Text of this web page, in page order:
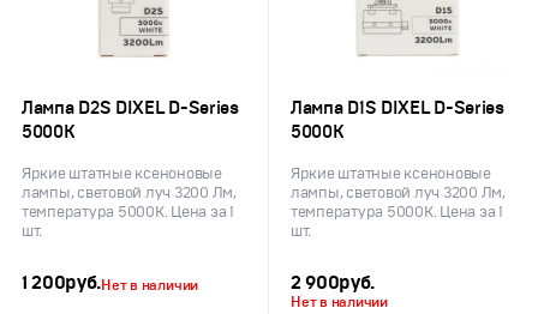
Лампа D2S DIXEL D-Series
5000K
Яркие штатные ксеноновые
лампы, световой луч 3200 Лм,
температура 5000K. Цена за 1
шт.
1 200руб.Нет в наличии
Лампа D1S DIXEL D-Series
5000K
Яркие штатные ксеноновые
лампы, световой луч 3200 Лм,
температура 5000K. Цена за 1
шт.
2 900руб.
Нет в наличии